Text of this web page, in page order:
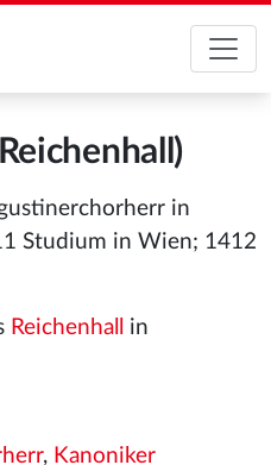
in
Studium in Wien; 1412
Reichenhall
in
, Kanoniker